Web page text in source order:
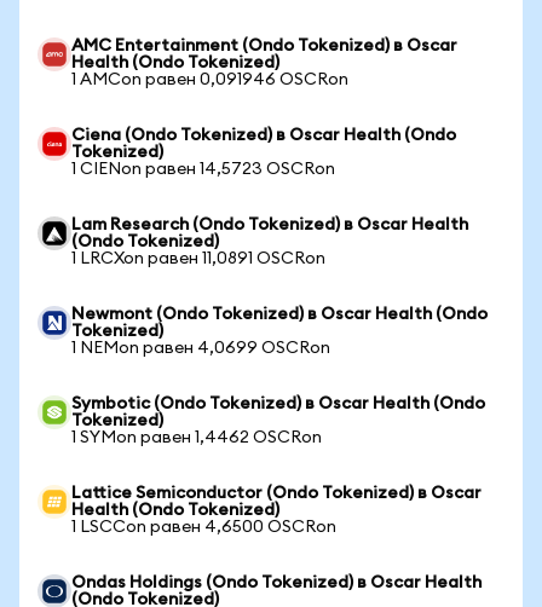
AMC Entertainment (Ondo Tokenized) в Oscar
Health (Ondo Tokenized)
1 AMCon равен 0,091946 OSCRon
Ciena (Ondo Tokenized) в Oscar Health (Ondo
Tokenized)
1 CIENon равен 14,5723 OSCRon
Lam Research (Ondo Tokenized) в Oscar Health
(Ondo Tokenized)
1 LRCXon равен 11,0891 OSCRon
Newmont (Ondo Tokenized) в Oscar Health (Ondo
Tokenized)
1 NEMon равен 4,0699 OSCRon
Symbotic (Ondo Tokenized) в Oscar Health (Ondo
Tokenized)
1 SYMon равен 1,4462 OSCRon
Lattice Semiconductor (Ondo Tokenized) в Oscar
Health (Ondo Tokenized)
1 LSCCon равен 4,6500 OSCRon
Ondas Holdings (Ondo Tokenized) в Oscar Health
(Ondo Tokenized)